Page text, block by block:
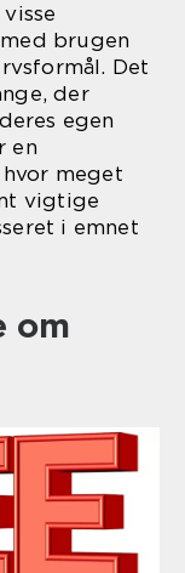
brugen
Det
der
egen
en
meget
vigtige
i emnet
om